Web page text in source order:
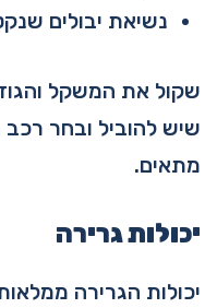
נשיאת יבולים
שקול את המשקל
שיש להוביל ובחר
מתאים.
יכולות גרירה
יכולות הגרירה